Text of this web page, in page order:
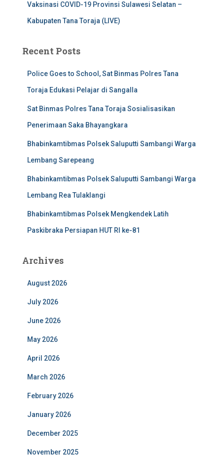
Vaksinasi COVID-19 Provinsi Sulawesi Selatan –
Kabupaten Tana Toraja (LIVE)
Recent Posts
Police Goes to School, Sat Binmas Polres Tana
Toraja Edukasi Pelajar di Sangalla
Sat Binmas Polres Tana Toraja Sosialisasikan
Penerimaan Saka Bhayangkara
Bhabinkamtibmas Polsek Saluputti Sambangi Warga
Lembang Sarepeang
Bhabinkamtibmas Polsek Saluputti Sambangi Warga
Lembang Rea Tulaklangi
Bhabinkamtibmas Polsek Mengkendek Latih
Paskibraka Persiapan HUT RI ke-81
Archives
August 2026
July 2026
June 2026
May 2026
April 2026
March 2026
February 2026
January 2026
December 2025
November 2025